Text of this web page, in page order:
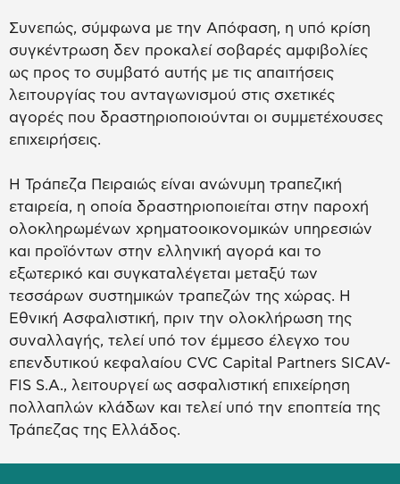
Συνεπώς, σύμφωνα με την Απόφαση, η υπό κρίση
συγκέντρωση δεν προκαλεί σοβαρές αμφιβολίες
ως προς το συμβατό αυτής με τις απαιτήσεις
λειτουργίας του ανταγωνισμού στις σχετικές
αγορές που δραστηριοποιούνται οι συμμετέχουσες
επιχειρήσεις.
Η Τράπεζα Πειραιώς είναι ανώνυμη τραπεζική
εταιρεία, η οποία δραστηριοποιείται στην παροχή
ολοκληρωμένων χρηματοοικονομικών υπηρεσιών
και προϊόντων στην ελληνική αγορά και το
εξωτερικό και συγκαταλέγεται μεταξύ των
τεσσάρων συστημικών τραπεζών της χώρας. Η
Εθνική Ασφαλιστική, πριν την ολοκλήρωση της
συναλλαγής, τελεί υπό τον έμμεσο έλεγχο του
επενδυτικού κεφαλαίου CVC Capital Partners SICAV-
FIS S.A., λειτουργεί ως ασφαλιστική επιχείρηση
πολλαπλών κλάδων και τελεί υπό την εποπτεία της
Τράπεζας της Ελλάδος.